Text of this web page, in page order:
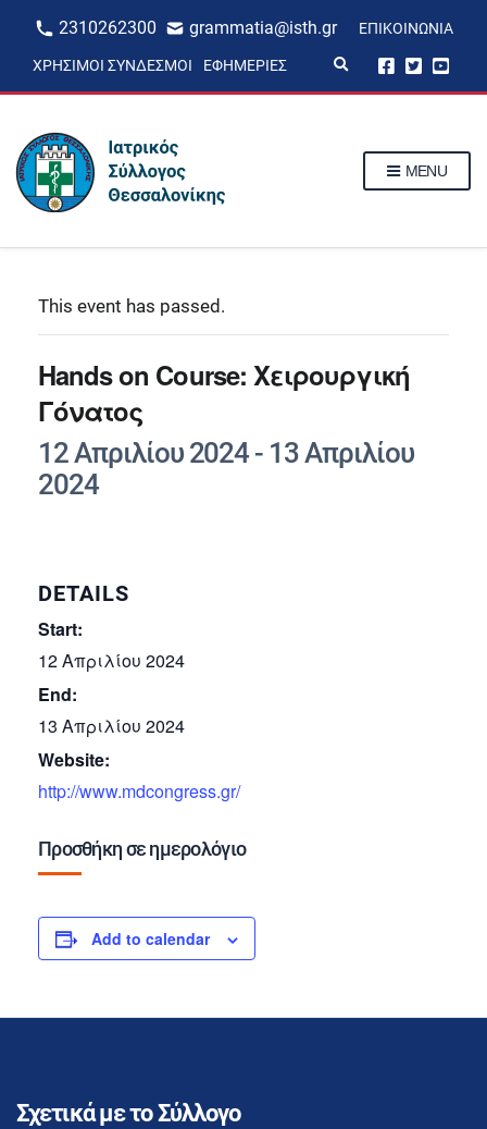
2310262300 grammatia@isth.gr ΕΠΙΚΟΙΝΩΝΊΑ
ΧΡΉΣΙΜΟΙ ΣΎΝΔΕΣΜΟΙ ΕΦΗΜΕΡΊΕΣ
p
MENU
This event has passed.
Hands on Course: Χειρουργική
Γόνατος
12 Απριλίου 2024 - 13 Απριλίου
2024
DETAILS
Start:
12 Απριλίου 2024
End:
13 Απριλίου 2024
Website:
http://www.mdcongress.gr/
Προσθήκη σε ημερολόγιο
Add to calendar
Σχετικά με το Σύλλογο